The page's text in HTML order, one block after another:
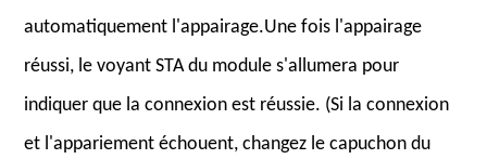
automatiquement l'appairage.Une fois l'appairage
réussi, le voyant STA du module s'allumera pour
indiquer que la connexion est réussie. (Si la connexion
et l'appariement échouent, changez le capuchon du